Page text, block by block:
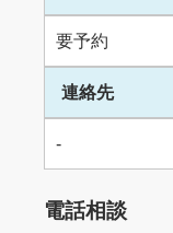
要予約
連絡先
-
電話相談